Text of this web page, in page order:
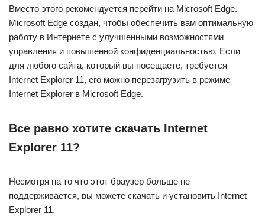
Вместо этого рекомендуется перейти на Microsoft Edge.
Microsoft Edge создан, чтобы обеспечить вам оптимальную
работу в Интернете с улучшенными возможностями
управления и повышенной конфиденциальностью. Если
для любого сайта, который вы посещаете, требуется
Internet Explorer 11, его можно перезагрузить в режиме
Internet Explorer в Microsoft Edge.
Все равно хотите скачать Internet
Explorer 11?
Несмотря на то что этот браузер больше не
поддерживается, вы можете скачать и установить Internet
Explorer 11.